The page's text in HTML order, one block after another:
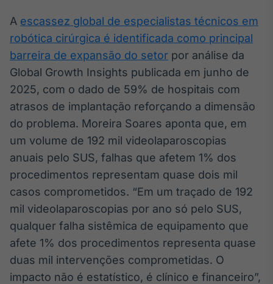
A escassez global de especialistas técnicos em
robótica cirúrgica é identificada como principal
barreira de expansão do setor por análise da
Global Growth Insights publicada em junho de
2025, com o dado de 59% de hospitais com
atrasos de implantação reforçando a dimensão
do problema. Moreira Soares aponta que, em
um volume de 192 mil videolaparoscopias
anuais pelo SUS, falhas que afetem 1% dos
procedimentos representam quase dois mil
casos comprometidos. “Em um traçado de 192
mil videolaparoscopias por ano só pelo SUS,
qualquer falha sistêmica de equipamento que
afete 1% dos procedimentos representa quase
duas mil intervenções comprometidas. O
impacto não é estatístico, é clínico e financeiro”,